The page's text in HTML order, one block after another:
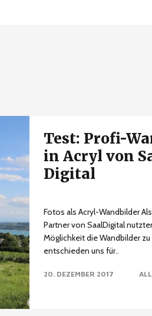
Test: Profi-
in Acryl von
Digital
Fotos als Acryl-Wandbilder
Partner von SaalDigital
Möglichkeit die Wandbilder
entschieden uns für..
20. DEZEMBER 2017